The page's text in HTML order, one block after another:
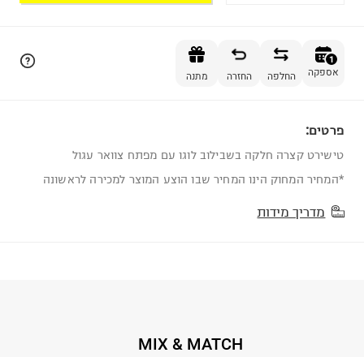
1
אספקה החלפה החזרה מתנה
פרטים:
טישירט קצרה חלקה בשבילוב לוגו עם מפתח צוואר עגול
*המחיר המחוק הינו המחיר שבו הוצע המוצר למכירה לראשונה
מדריך מידות
MIX & MATCH